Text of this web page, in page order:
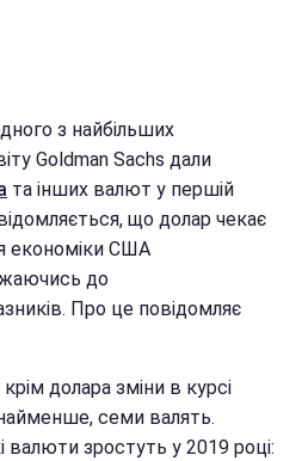
з найбільших
Goldman Sachs дали
та інших валют у першій
що долар чекає
економіки США
до
Про це повідомляє
долара зміни в курсі
семи валять.
валюти зростуть у 2019 році: